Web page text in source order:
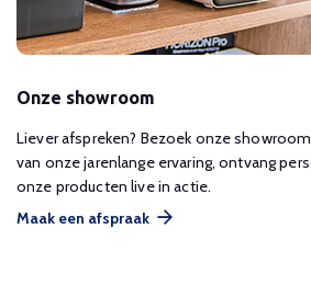
Onze showroom
Liever afspreken? Bezoek onze
van onze jarenlange ervaring, ontvang
onze producten live in actie.
Maak een afspraak